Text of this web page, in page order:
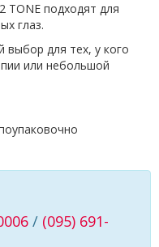
TONE подходят для
глаз.
для тех, у кого
или небольшой
/ (095) 691-